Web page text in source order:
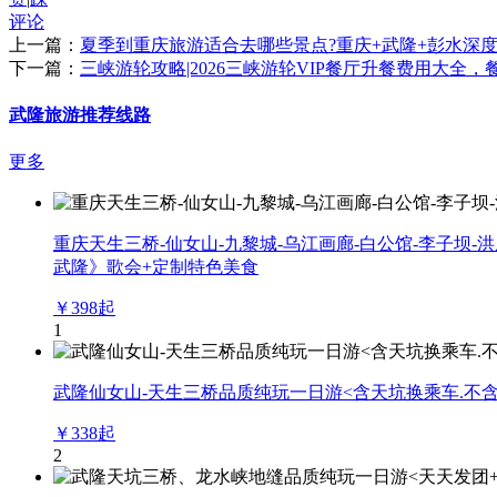
评论
上一篇： 夏季到重庆旅游适合去哪些景点?重庆+武隆+彭水深
下一篇： 三峡游轮攻略|2026三峡游轮VIP餐厅升餐费用大全，
武隆旅游推荐线路
更多
重庆天生三桥-仙女山-九黎城-乌江画廊-白公馆-李子坝-
武隆》歌会+定制特色美食
￥398起
1
武隆仙女山-天生三桥品质纯玩一日游<含天坑换乘车.不
￥338起
2